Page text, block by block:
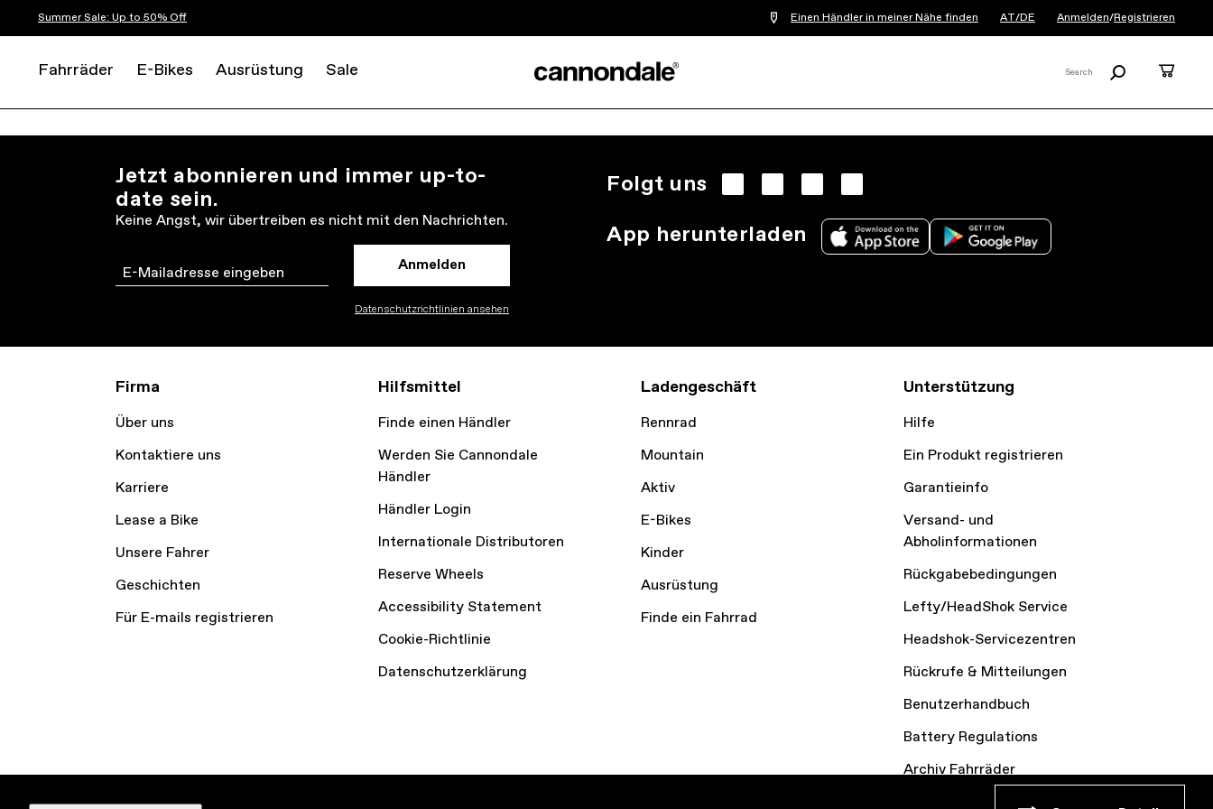
Summer Sale: Up to 50% Off Einen Händler in meiner Nähe finden AT/DE Anmelden/Registrieren
Fahrräder E-Bikes Ausrüstung Sale Search
Jetzt abonnieren und immer up-to-
date sein.
Keine Angst, wir übertreiben es nicht mit den Nachrichten.
Email Anmelden
Datenschutzrichtlinien ansehen
Folgt uns
App herunterladen
Firma
Über uns
Kontaktiere uns
Karriere
Lease a Bike
Unsere Fahrer
Geschichten
Für E-mails registrieren
Hilfsmittel
Finde einen Händler
Werden Sie Cannondale
Händler
Händler Login
Internationale Distributoren
Reserve Wheels
Accessibility Statement
Cookie-Richtlinie
Datenschutzerklärung
Ladengeschäft
Rennrad
Mountain
Aktiv
E-Bikes
Kinder
Ausrüstung
Finde ein Fahrrad
Unterstützung
Hilfe
Ein Produkt registrieren
Garantieinfo
Versand- und
Abholinformationen
Rückgabebedingungen
Lefty/HeadShok Service
Headshok-Servicezentren
Rückrufe & Mitteilungen
Benutzerhandbuch
Battery Regulations
Archiv Fahrräder